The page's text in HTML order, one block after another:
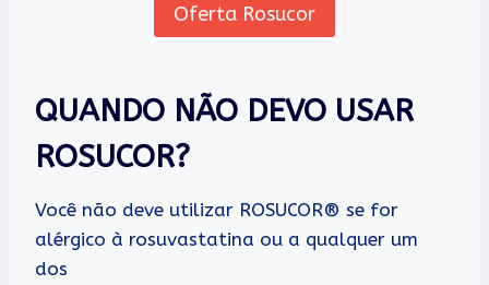
Oferta Rosucor
QUANDO NÃO DEVO USAR
ROSUCOR?
Você não deve utilizar ROSUCOR® se for
alérgico à rosuvastatina ou a qualquer um
dos